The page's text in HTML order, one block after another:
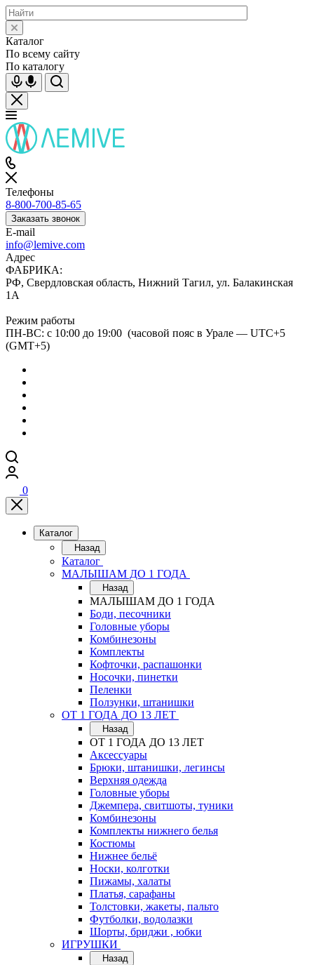
Каталог
По всему сайту
По каталогу
Телефоны
8-800-700-85-65
Заказать звонок
E-mail
info@lemive.com
Адрес
ФАБРИКА:
РФ, Свердловская область, Нижний Тагил, ул. Балакинская
1А
Режим работы
ПН-ВС: с 10:00 до 19:00 (часовой пояс в Урале — UTC+5
(GMT+5)
0
Каталог
Назад
Каталог
МАЛЫШАМ ДО 1 ГОДА
Назад
МАЛЫШАМ ДО 1 ГОДА
Боди, песочники
Головные уборы
Комбинезоны
Комплекты
Кофточки, распашонки
Носочки, пинетки
Пеленки
Ползунки, штанишки
ОТ 1 ГОДА ДО 13 ЛЕТ
Назад
ОТ 1 ГОДА ДО 13 ЛЕТ
Аксессуары
Брюки, штанишки, легинсы
Верхняя одежда
Головные уборы
Джемпера, свитшоты, туники
Комбинезоны
Комплекты нижнего белья
Костюмы
Нижнее бельё
Носки, колготки
Пижамы, халаты
Платья, сарафаны
Толстовки, жакеты, пальто
Футболки, водолазки
Шорты, бриджи , юбки
ИГРУШКИ
Назад